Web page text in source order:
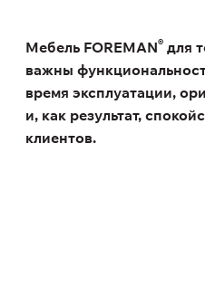
Мебель FOREMAN® для
важны
время эксплуатации,
и, как результат,
клиентов.